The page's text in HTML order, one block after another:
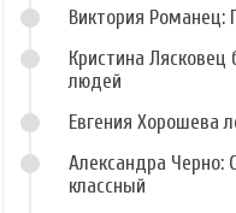
Виктория Романец:
Кристина
людей
Евгения Хорошева
Александра Черно:
классный